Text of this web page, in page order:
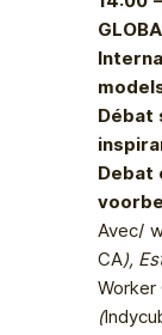
Débat
Debat
Avec/
CA),
Worker
(